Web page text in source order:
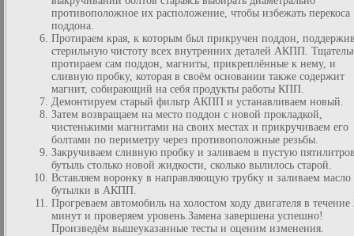
противоположное их расположение, чтобы избежать перекоса
поддона.
Протираем края, к которым был прикручен поддон,
стерильную чистоту всех внутренних деталей АКПП.
протираем сам поддон, магниты, прикреплённые к нему, и
сливную пробку, которая в своём основании также содержит
магнит, собирающий на себя продукты работы КПП.
Демонтируем старый фильтр АКПП и устанавливаем новый.
Затем возвращаем на место поддон с новой прокладкой,
чистенькими магнитами на своих местах и прикручиваем его
болтами по периметру через противоположные резьбы.
Закручиваем сливную пробку и заливаем в пустую
бутыль столько новой жидкости, сколько вылилось старой.
Вставляем воронку в направляющую трубку и заливаем масло
бутылки в АКПП.
Прогреваем автомобиль на холостом ходу двигателя в течение
минут и проверяем уровень.Замена завершена успешно!
Произведём вышеуказанные тесты и оценим изменения.